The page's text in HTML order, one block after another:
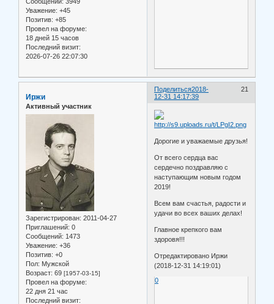
Уважение: +45
Позитив: +85
Провел на форуме:
18 дней 15 часов
Последний визит:
2026-07-26 22:07:30
Поделиться 21
2018-
12-31 14:17:39
Иржи
Активный участник
Зарегистрирован: 2011-04-27
Приглашений: 0
Сообщений: 1473
Уважение: +36
Позитив: +0
Пол: Мужской
Возраст: 69 [1957-03-15]
Провел на форуме:
22 дня 21 час
Последний визит:
Дорогие и уважаемые друзья!
От всего сердца вас
сердечно поздравляю с
наступающим новым годом
2019!
Всем вам счастья, радости и
удачи во всех ваших делах!
Главное крепкого вам
здоровя!!!
Отредактировано Иржи
(2018-12-31 14:19:01)
0